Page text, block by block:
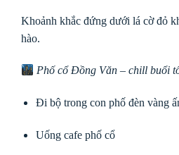
Khoảnh khắc đứng dưới lá cờ đỏ
hào.
Phố cổ Đồng Văn – chill buổi
Đi bộ trong con phố đèn vàng
Uống cafe phố cổ